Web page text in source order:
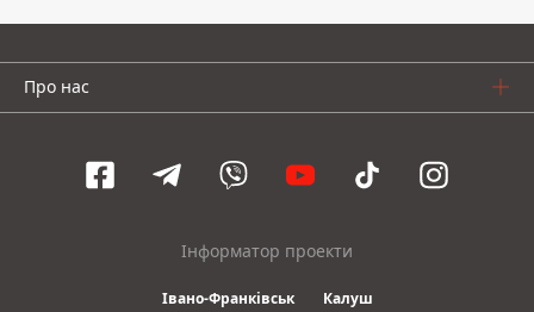
Про нас
Інформатор проекти
Івано-Франківськ Калуш